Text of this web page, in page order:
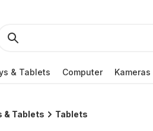
& Tablets Computer Kameras
& Tablets Tablets